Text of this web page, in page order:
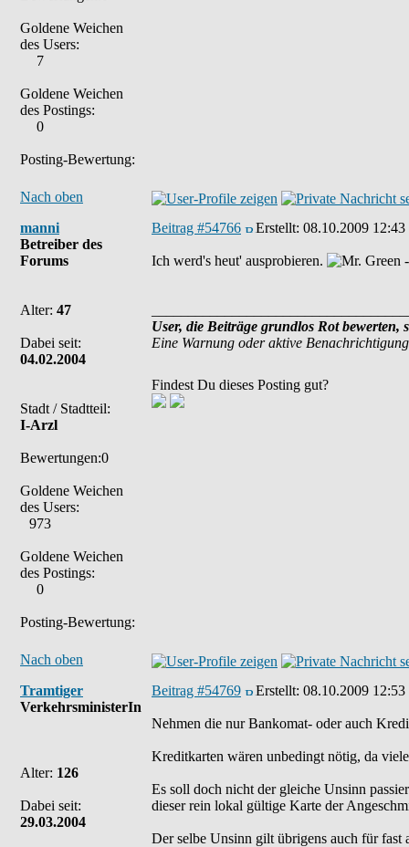
Goldene Weichen
des Users:
7
Goldene Weichen
des Postings:
0
Posting-Bewertung:
Nach oben
manni
Betreiber des
Forums
Alter: 47
Dabei seit:
04.02.2004
Stadt / Stadtteil:
I-Arzl
Bewertungen:0
Goldene Weichen
des Users:
973
Goldene Weichen
des Postings:
0
Posting-Bewertung:
Beitrag #54766 Erstellt: 08.10.2009 12:43
Ich werd's heut' ausprobieren.
User, die Beiträge grundlos Rot
Eine Warnung oder aktive
Findest Du dieses Posting gut?
Nach oben
Tramtiger
VerkehrsministerIn
Alter: 126
Dabei seit:
29.03.2004
Beitrag #54769 Erstellt: 08.10.2009 12:53
Nehmen die nur Bankomat- oder auch
Kreditkarten wären unbedingt nötig, da
Es soll doch nicht der gleiche Unsinn
dieser rein lokal gültige Karte der
Der selbe Unsinn gilt übrigens auch für